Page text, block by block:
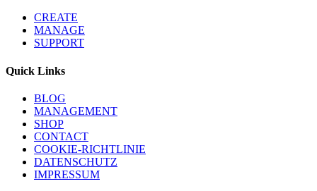
CREATE
MANAGE
SUPPORT
Quick Links
BLOG
MANAGEMENT
SHOP
CONTACT
COOKIE-RICHTLINIE
DATENSCHUTZ
IMPRESSUM